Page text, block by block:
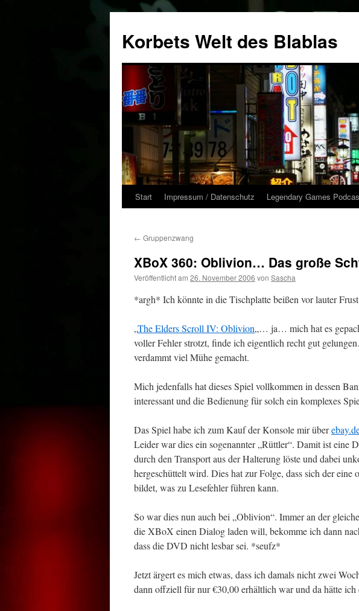
springen
Korbets Welt des Blablas
Start Impressum / Datenschutz Legendary Games
← Gruppenzwang
XBoX 360: Oblivion… Das große
Veröffentlicht am 26. November 2006 von Sascha
*argh* Ich könnte in die Tischplatte beißen vor lauter
„The Elders Scroll IV: Oblivion„… ja… mich hat es
voller Fehler strotzt, finde ich eigentlich recht gut
verdammt viel Mühe gemacht.
Mich jedenfalls hat dieses Spiel vollkommen in dessen
interessant und die Bedienung für solch ein komplexes
Das Spiel habe ich zum Kauf der Konsole mir über
Leider war dies ein sogenannter „Rüttler“. Damit ist eine
durch den Transport aus der Halterung löste und dabei
hergeschüttelt wird. Dies hat zur Folge, dass sich der eine
bildet, was zu Lesefehler führen kann.
So war dies nun auch bei „Oblivion“. Immer an der
die XBoX einen Dialog laden will, bekomme ich dann
dass die DVD nicht lesbar sei. *seufz*
Jetzt ärgert es mich etwas, dass ich damals nicht zwei
dann offziell für nur €30,00 erhältlich war und da hätte